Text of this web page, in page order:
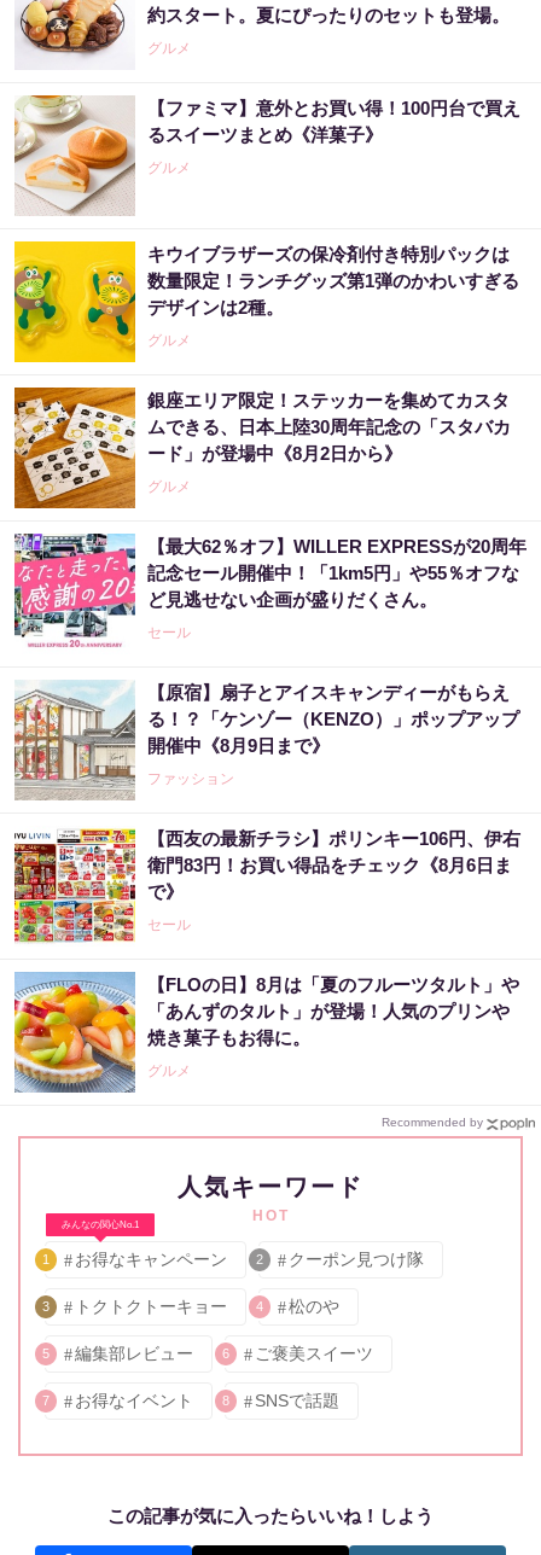
約スタート。夏にぴったりのセットも登場。
グルメ
【ファミマ】意外とお買い得！100円台で買え
るスイーツまとめ《洋菓子》
グルメ
キウイブラザーズの保冷剤付き特別パックは
数量限定！ランチグッズ第1弾のかわいすぎる
デザインは2種。
グルメ
銀座エリア限定！ステッカーを集めてカスタ
ムできる、日本上陸30周年記念の「スタバカ
ード」が登場中《8月2日から》
グルメ
【最大62％オフ】WILLER EXPRESSが20周年
記念セール開催中！「1km5円」や55％オフな
ど見逃せない企画が盛りだくさん。
セール
【原宿】扇子とアイスキャンディーがもらえ
る！？「ケンゾー（KENZO）」ポップアップ
開催中《8月9日まで》
ファッション
【西友の最新チラシ】ポリンキー106円、伊右
衛門83円！お買い得品をチェック《8月6日ま
で》
セール
【FLOの日】8月は「夏のフルーツタルト」や
「あんずのタルト」が登場！人気のプリンや
焼き菓子もお得に。
グルメ
Recommended by
人気キーワード
HOT
みんなの関心No.1
1 お得なキャンペーン 2 クーポン見つけ隊
3 トクトクトーキョー 4 松のや
5 編集部レビュー 6 ご褒美スイーツ
7 お得なイベント 8 SNSで話題
この記事が気に入ったらいいね！しよう